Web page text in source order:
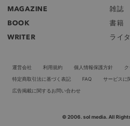
MAGAZINE
雑誌
BOOK
書籍
WRITER
ライ
運営会社 利用規約 個人情報保護方針
特定商取引法に基づく表記
FAQ
サービスに
広告掲載に関するお問い合わせ
© 2006. sol media. All